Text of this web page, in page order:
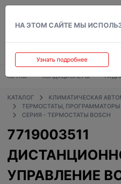
НА ЭТОМ САЙТЕ МЫ
Узнать подробнее
КОТЛЫ КОНДИЦИОНЕРЫ
КАТАЛОГ
КЛИМАТИЧЕСКАЯ
ТЕРМОСТАТЫ, ПРОГРАММАТОРЫ
СЕРИЯ - ТЕРМОСТАТЫ BOSCH
7719003511
УПРАВЛЕНИЕ